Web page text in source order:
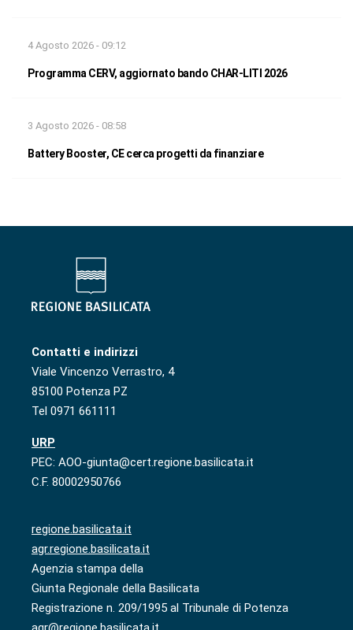
4 Agosto 2026 - 09:12
Programma CERV, aggiornato bando CHAR-LITI 2026
3 Agosto 2026 - 08:58
Battery Booster, CE cerca progetti da finanziare
Contatti e indirizzi
Viale Vincenzo Verrastro, 4
85100 Potenza PZ
Tel 0971 661111
URP
PEC: AOO-giunta@cert.regione.basilicata.it
C.F. 80002950766
regione.basilicata.it
agr.regione.basilicata.it
Agenzia stampa della
Giunta Regionale della Basilicata
Registrazione n. 209/1995 al Tribunale di Potenza